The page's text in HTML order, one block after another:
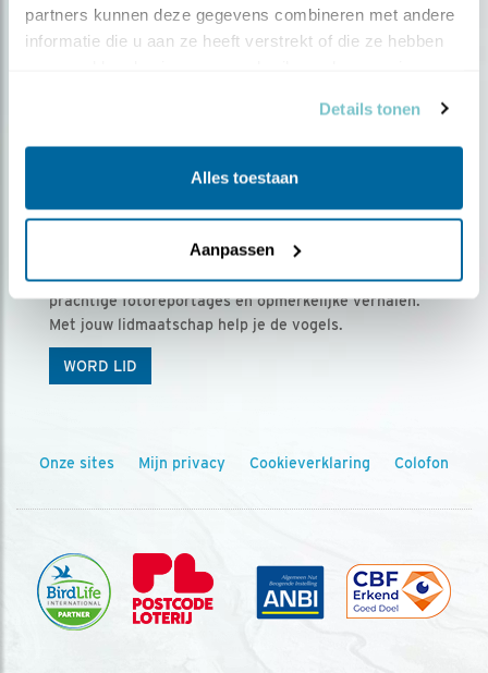
partners kunnen deze gegevens combineren met andere
informatie die u aan ze heeft verstrekt of die ze hebben
Details tonen
Alles toestaan
Aanpassen
Ontvang 5 x Vogels voor € 36,00 per jaar
Vogels is het tijdschrift voor onze leden, met
prachtige fotoreportages en opmerkelijke verhalen.
Met jouw lidmaatschap help je de vogels.
WORD LID
Onze sites Mijn privacy Cookieverklaring Colofon